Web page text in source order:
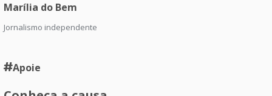
Marília do Bem
Jornalismo independente
Apoie